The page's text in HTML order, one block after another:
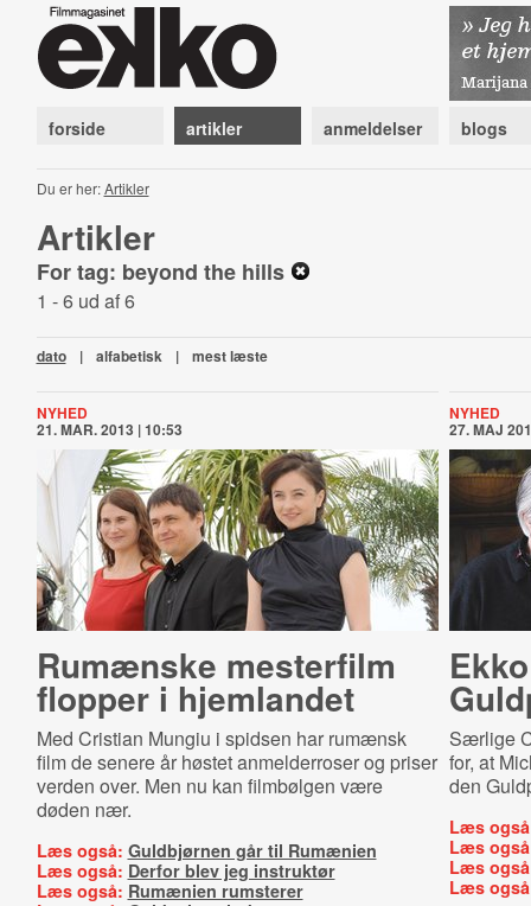
forside artikler anmeldelser blogs
Du er her:Artikler
Artikler
For tag: beyond the hills
1 - 6 ud af 6
dato | alfabetisk | mest læste
NYHED
21. MAR. 2013 | 10:53
Rumænske mesterfilm
flopper i hjemlandet
Med Cristian Mungiu i spidsen har rumænsk
film de senere år høstet anmelderroser og priser
verden over. Men nu kan filmbølgen være
døden nær.
Læs også: Guldbjørnen går til Rumænien
Læs også: Derfor blev jeg instruktør
Læs også: Rumænien rumsterer
NYHED
27. MAJ
Særlige
for, at
den
Læs
Læs
Læs
Læs